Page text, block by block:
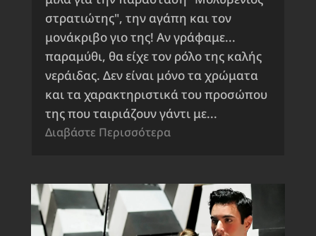
στρατιώτης", την αγάπη και τον
μονάκριβο γιο της! Αν γράφαμε...
παραμύθι, θα είχε τον ρόλο της καλής
νεράιδας. Δεν είναι μόνο τα χρώματα
και τα χαρακτηριστικά του προσώπου
της που ταιριάζουν γάντι με...
Διαβάστε Περισσότερα